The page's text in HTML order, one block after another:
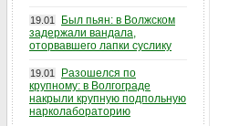
19.01
Был пьян: в Волжском
задержали вандала,
оторвавшего лапки суслику
19.01
Разошелся по
крупному: в Волгограде
накрыли крупную подпольную
нарколабораторию